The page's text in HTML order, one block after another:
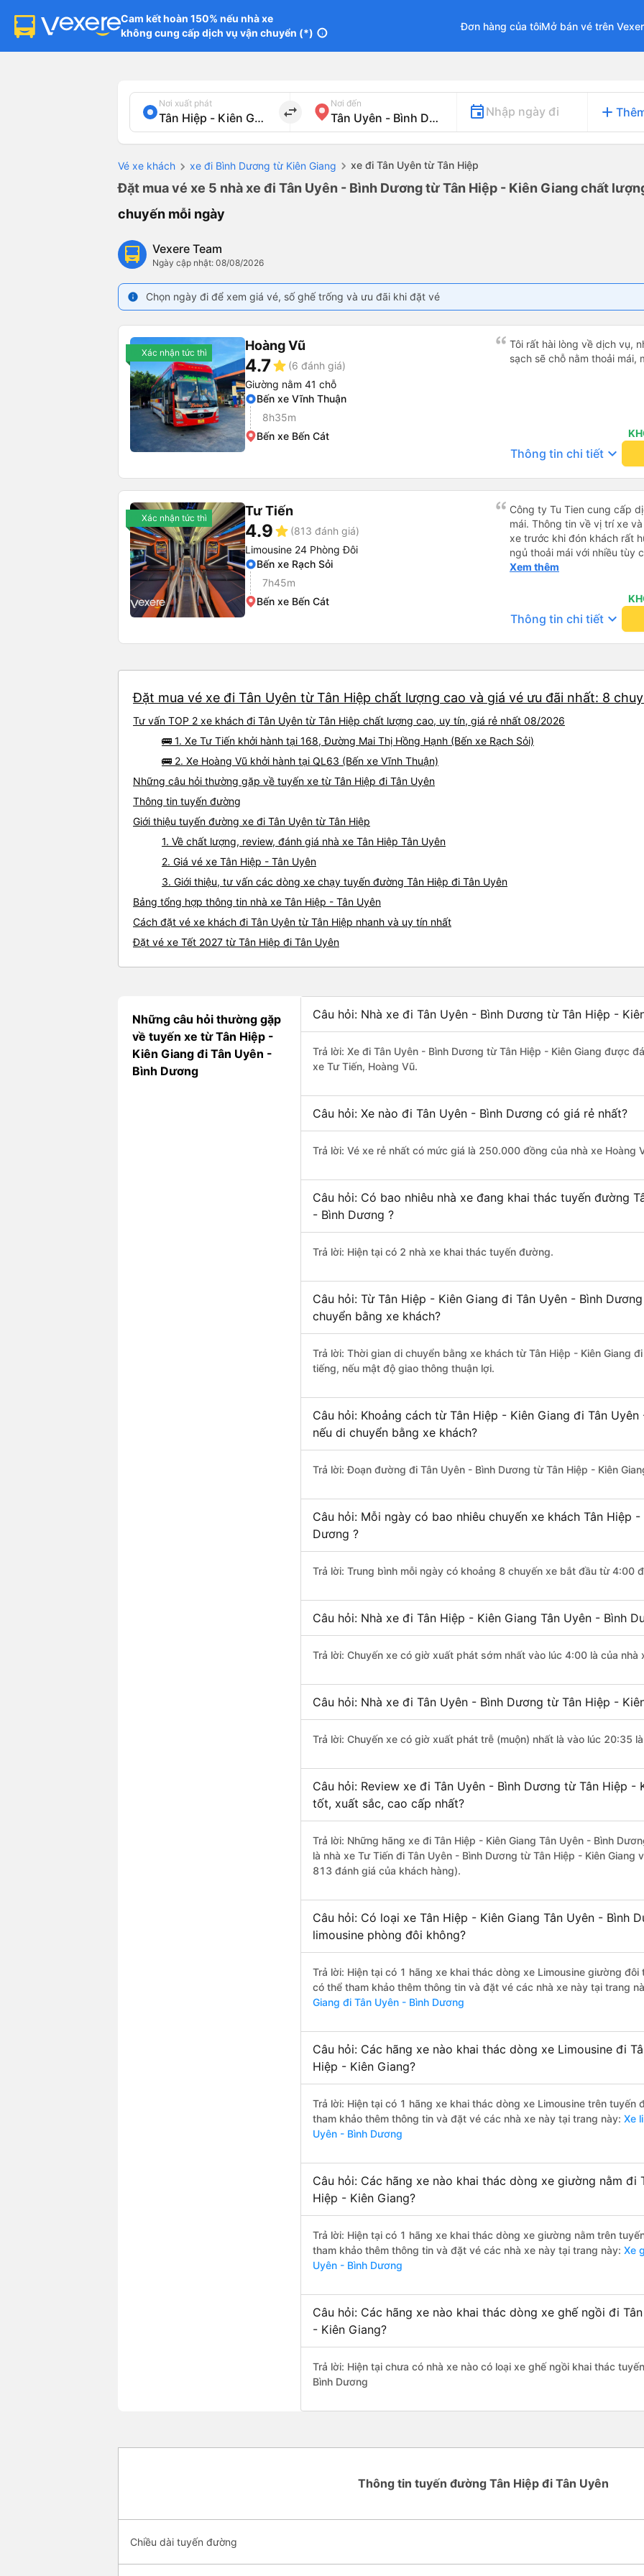
Cam kết hoàn 150% nếu nhà xe
không cung cấp dịch vụ vận chuyển (*) info
Đơn hàng của tôiMở bán vé trên
Nơi xuất phát
import_export
Nơi đến
Nhập ngày đi add
Vé xe khách xe đi Bình Dương từ Kiên Giang xe đi Tân Uyên từ Tân Hiệp
Đặt mua vé xe 5 nhà xe đi Tân Uyên - Bình Dương từ Tân Hiệp - Kiên Giang chất
chuyến mỗi ngày
Vexere Team
Ngày cập nhật: 08/08/2026
info Chọn ngày đi để xem giá vé, số ghế trống và ưu đãi khi đặt vé
Xác nhận tức thì Hoàng Vũ
4.7star (6 đánh giá)
Giường nằm 41 chỗ
Bến xe Vĩnh Thuận
8h35m
Bến xe Bến Cát
Tôi rất hài lòng về dịch vụ,
sạch sẽ chỗ nằm thoải mái,
Thông tin chi tiết keyboard_arrow_down
Xác nhận tức thì Tư Tiến
4.9star (813 đánh giá)
Limousine 24 Phòng Đôi
Bến xe Rạch Sỏi
7h45m
Bến xe Bến Cát
Công ty Tu Tien cung cấp
mái. Thông tin về vị trí xe
xe trước khi đón khách rất
ngủ thoải mái với nhiều tùy
USB được đặt ở vị trí thuận
Xem thêm
Thông tin chi tiết keyboard_arrow_down
Đặt mua vé xe đi Tân Uyên từ Tân Hiệp chất lượng cao và giá vé ưu đãi nhất: 8
Tư vấn TOP 2 xe khách đi Tân Uyên từ Tân Hiệp chất lượng cao, uy tín, giá rẻ nhất 08/2026
🚌 1. Xe Tư Tiến khởi hành tại 168, Đường Mai Thị Hồng Hạnh (Bến xe Rạch Sỏi)
🚌 2. Xe Hoàng Vũ khởi hành tại QL63 (Bến xe Vĩnh Thuận)
Những câu hỏi thường gặp về tuyến xe từ Tân Hiệp đi Tân Uyên
Thông tin tuyến đường
Giới thiệu tuyến đường xe đi Tân Uyên từ Tân Hiệp
1. Về chất lượng, review, đánh giá nhà xe Tân Hiệp Tân Uyên
2. Giá vé xe Tân Hiệp - Tân Uyên
3. Giới thiệu, tư vấn các dòng xe chạy tuyến đường Tân Hiệp đi Tân Uyên
Bảng tổng hợp thông tin nhà xe Tân Hiệp - Tân Uyên
Cách đặt vé xe khách đi Tân Uyên từ Tân Hiệp nhanh và uy tín nhất
Đặt vé xe Tết 2027 từ Tân Hiệp đi Tân Uyên
Những câu hỏi thường gặp
về tuyến xe từ Tân Hiệp -
Kiên Giang đi Tân Uyên -
Bình Dương
Câu hỏi: Nhà xe đi Tân Uyên - Bình Dương từ Tân Hiệp -
Trả lời: Xe đi Tân Uyên - Bình Dương từ Tân Hiệp - Kiên Giang được
xe Tư Tiến, Hoàng Vũ.
Câu hỏi: Xe nào đi Tân Uyên - Bình Dương có giá rẻ nhất?
Trả lời: Vé xe rẻ nhất có mức giá là 250.000 đồng của nhà xe Hoàng
Câu hỏi: Có bao nhiêu nhà xe đang khai thác tuyến đường
- Bình Dương ?
Trả lời: Hiện tại có 2 nhà xe khai thác tuyến đường.
Câu hỏi: Từ Tân Hiệp - Kiên Giang đi Tân Uyên - Bình
chuyển bằng xe khách?
Trả lời: Thời gian di chuyển bằng xe khách từ Tân Hiệp - Kiên Giang
tiếng, nếu mật độ giao thông thuận lợi.
Câu hỏi: Khoảng cách từ Tân Hiệp - Kiên Giang đi Tân
nếu di chuyển bằng xe khách?
Trả lời: Đoạn đường đi Tân Uyên - Bình Dương từ Tân Hiệp - Kiên
Câu hỏi: Mỗi ngày có bao nhiêu chuyến xe khách Tân Hiệp
Dương ?
Trả lời: Trung bình mỗi ngày có khoảng 8 chuyến xe bắt đầu từ 4:00
Câu hỏi: Nhà xe đi Tân Hiệp - Kiên Giang Tân Uyên - Bình
Trả lời: Chuyến xe có giờ xuất phát sớm nhất vào lúc 4:00 là của nhà
Câu hỏi: Nhà xe đi Tân Uyên - Bình Dương từ Tân Hiệp -
Trả lời: Chuyến xe có giờ xuất phát trễ (muộn) nhất là vào lúc 20:35
Câu hỏi: Review xe đi Tân Uyên - Bình Dương từ Tân Hiệp
tốt, xuất sắc, cao cấp nhất?
Trả lời: Những hãng xe đi Tân Hiệp - Kiên Giang Tân Uyên - Bình
là nhà xe Tư Tiến đi Tân Uyên - Bình Dương từ Tân Hiệp - Kiên
813 đánh giá của khách hàng).
Câu hỏi: Có loại xe Tân Hiệp - Kiên Giang Tân Uyên - Bình
limousine phòng đôi không?
Trả lời: Hiện tại có 1 hãng xe khai thác dòng xe Limousine giường
có thể tham khảo thêm thông tin và đặt vé các nhà xe này tại trang
Giang đi Tân Uyên - Bình Dương
Câu hỏi: Các hãng xe nào khai thác dòng xe Limousine đi
Hiệp - Kiên Giang?
Trả lời: Hiện tại có 1 hãng xe khai thác dòng xe Limousine trên tuyến
tham khảo thêm thông tin và đặt vé các nhà xe này tại trang này: Xe
Uyên - Bình Dương
Câu hỏi: Các hãng xe nào khai thác dòng xe giường nằm đi
Hiệp - Kiên Giang?
Trả lời: Hiện tại có 1 hãng xe khai thác dòng xe giường nằm trên
tham khảo thêm thông tin và đặt vé các nhà xe này tại trang này: Xe
Uyên - Bình Dương
Câu hỏi: Các hãng xe nào khai thác dòng xe ghế ngồi đi
- Kiên Giang?
Trả lời: Hiện tại chưa có nhà xe nào có loại xe ghế ngồi khai thác
Bình Dương
Thông tin tuyến đường Tân Hiệp đi Tân Uyên
Chiều dài tuyến đường